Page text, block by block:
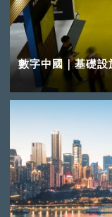
數字中國｜基礎